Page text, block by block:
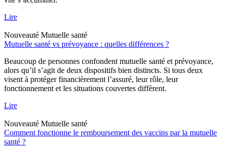
Lire
Nouveauté Mutuelle santé
Mutuelle santé vs prévoyance : quelles différences ?
Beaucoup de personnes confondent mutuelle santé et prévoyance,
alors qu’il s’agit de deux dispositifs bien distincts. Si tous deux
visent à protéger financièrement l’assuré, leur rôle, leur
fonctionnement et les situations couvertes diffèrent.
Lire
Nouveauté Mutuelle santé
Comment fonctionne le remboursement des vaccins par la mutuelle
santé ?